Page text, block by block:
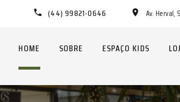
(44) 99821-0646 Av. Herval,
HOME SOBRE ESPAÇO KIDS